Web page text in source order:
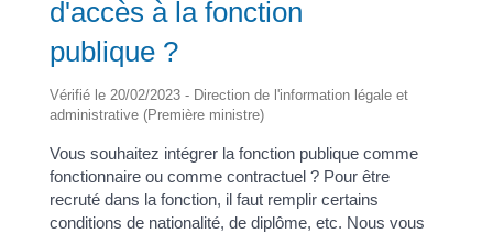
d'accès à la fonction
publique ?
Vérifié le 20/02/2023 - Direction de l'information légale et
administrative (Première ministre)
Vous souhaitez intégrer la fonction publique comme
fonctionnaire ou comme contractuel ? Pour être
recruté dans la fonction, il faut remplir certains
conditions de nationalité, de diplôme, etc. Nous vous